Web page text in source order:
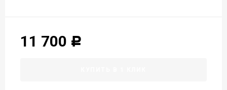
11 700 Р